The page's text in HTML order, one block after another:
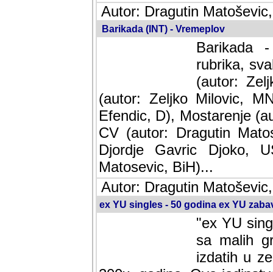
Autor: Dragutin
Barikada (INT) - Vremeplov
Barikada
rubrika,
(autor:
(autor: Zeljko Milovic,
Efendic, D), Mostarenje
CV (autor: Dragutin
Djordje Gavric Djoko,
Matosevic, BiH)...
Autor: Dragutin
ex YU singles - 50 godina ex YU
"ex YU
sa malih
izdatih u